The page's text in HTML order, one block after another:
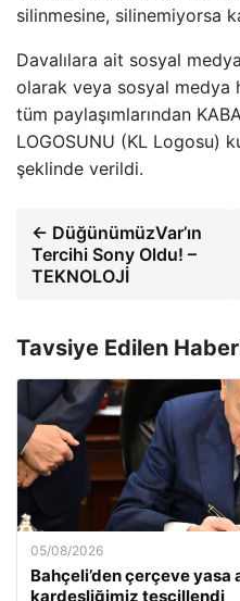
silinmesine, silinemiyorsa
Davalılara ait sosyal
olarak veya sosyal medya
tüm paylaşımlarından
LOGOSUNU (KL Logosu)
şeklinde verildi.
← DüğünümüzVar’ın
Tercihi Sony Oldu! –
TEKNOLOJİ
Tavsiye Edilen
05/08/2026
Bahçeli’den çerçeve yasa
kardeşliğimiz tescillendi